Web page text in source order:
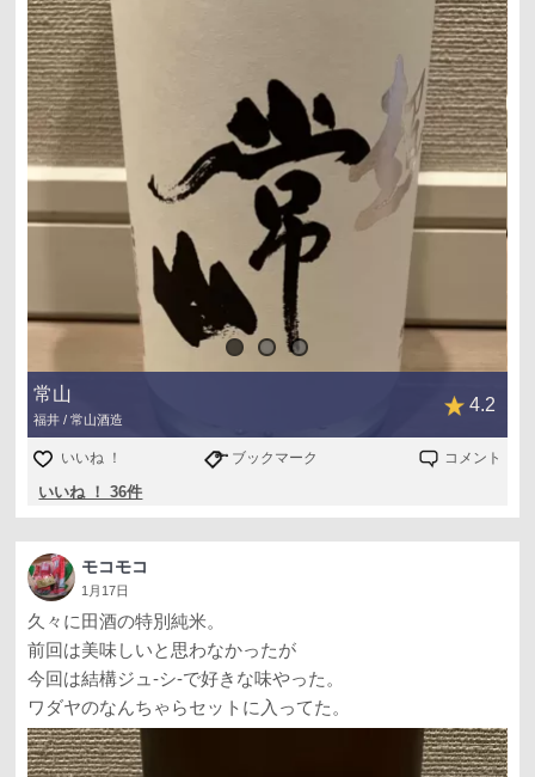
常山
福井 / 常山酒造
4.2
いいね ！ ブックマーク コメント
いいね ！ 36件
モコモコ
1月17日
久々に田酒の特別純米。
前回は美味しいと思わなかったが
今回は結構ジュ-シ-で好きな味やった。
ワダヤのなんちゃらセットに入ってた。